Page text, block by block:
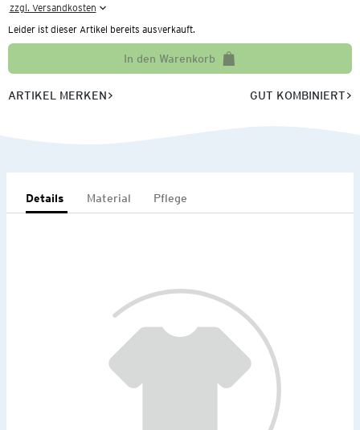
zzgl. Versandkosten
Leider ist dieser Artikel bereits ausverkauft.
In den Warenkorb
ARTIKEL MERKEN GUT KOMBINIERT
Details Material Pflege